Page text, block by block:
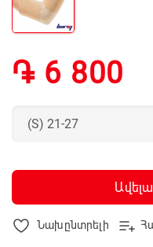
֏ 6 800
Նախընտրելի